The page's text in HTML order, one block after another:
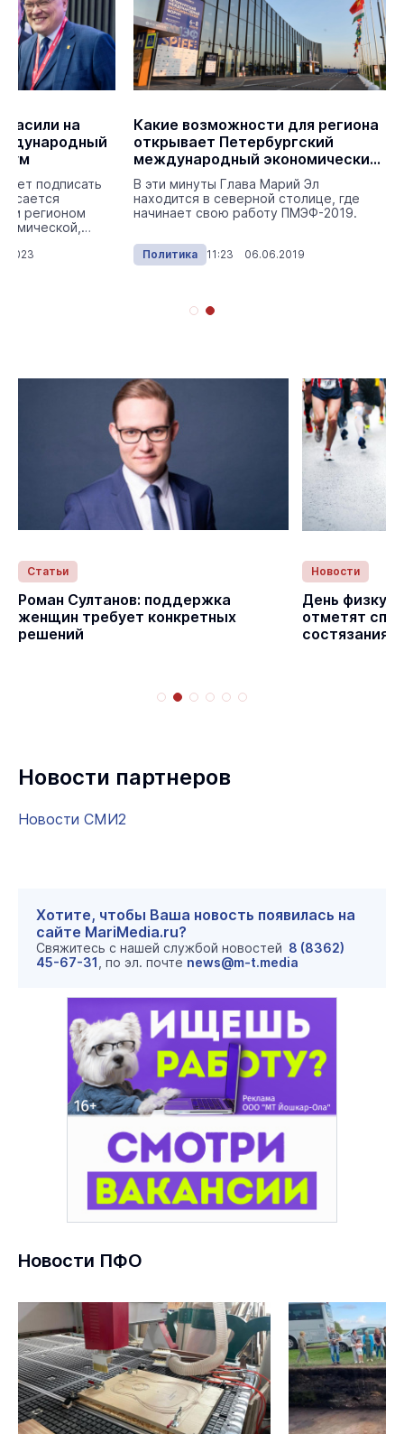
на
подписать
регионом
Какие возможности для региона
открывает Петербургский
международный экономический
форум
В эти минуты Глава Марий Эл
находится в северной столице, где
начинает свою работу ПМЭФ-2019.
Политика 11:23 06.06.2019
Статьи
Роман Султанов: поддержка
женщин требует конкретных
решений
Новости
День
отметят
Новости партнеров
Новости СМИ2
Хотите, чтобы Ваша новость появилась на
сайте MariMedia.ru?
Свяжитесь с нашей службой новостей 8 (8362)
45-67-31 , по эл. почте news@m-t.media
Новости ПФО